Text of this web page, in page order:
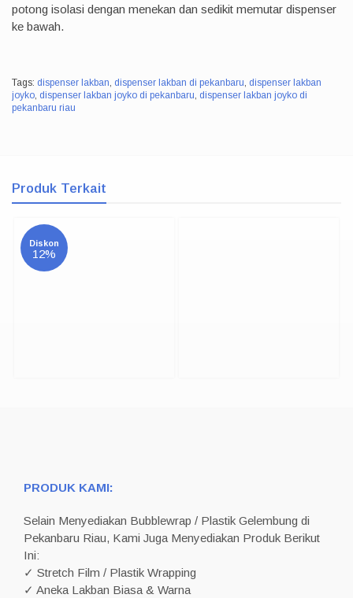
potong isolasi dengan menekan dan sedikit memutar dispenser
ke bawah.
Tags: dispenser lakban, dispenser lakban di pekanbaru, dispenser lakban
joyko, dispenser lakban joyko di pekanbaru, dispenser lakban joyko di
pekanbaru riau
Produk Terkait
Diskon
12%
PRODUK KAMI:
Selain Menyediakan Bubblewrap / Plastik Gelembung di
Pekanbaru Riau, Kami Juga Menyediakan Produk Berikut
Ini:
✓ Stretch Film / Plastik Wrapping
✓ Aneka Lakban Biasa & Warna